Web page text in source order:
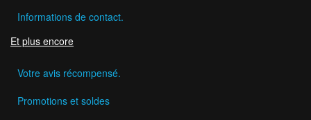
Informations de contact.
Et plus encore
Votre avis récompensé.
Promotions et soldes